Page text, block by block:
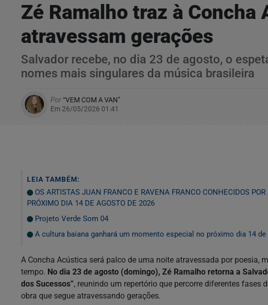
Zé Ramalho traz à
atravessam gerações
Salvador recebe, no dia 23 de agosto, o
nomes mais singulares da música brasileira
Por“VEM COM A VAN”
Em 26/05/2026 01:41
LEIA TAMBÉM:
OS ARTISTAS JUAN FRANCO E RAVENA FRANCO CONHECIDOS
PRÓXIMO DIA 14 DE AGOSTO DE 2026
Projeto Verde Som 04
A cultura baiana ganhará um momento especial no próximo dia 14
A Concha Acústica será palco de uma noite atravessada por poesia,
tempo. No dia 23 de agosto (domingo), Zé Ramalho retorna a
dos Sucessos”, reunindo um repertório que percorre diferentes fases
obra que segue atravessando gerações.